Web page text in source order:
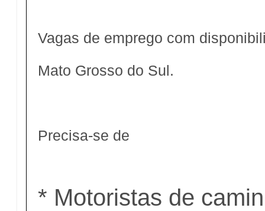
Vagas de emprego com
Mato Grosso do Sul.
Precisa-se de
* Motoristas de